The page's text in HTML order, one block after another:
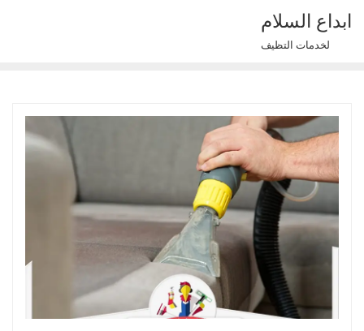
Skip
content
ابداع السلام
لخدمات التظيف